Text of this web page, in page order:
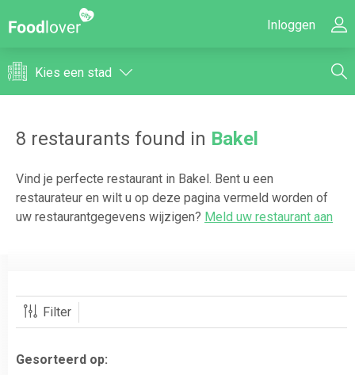
Inloggen
Kies een stad
8 restaurants found in Bakel
Vind je perfecte restaurant in Bakel. Bent u een
restaurateur en wilt u op deze pagina vermeld worden of
uw restaurantgegevens wijzigen? Meld uw restaurant aan
Filter
Gesorteerd op: